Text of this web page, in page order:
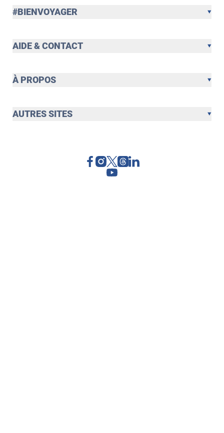
#BIENVOYAGER
AIDE & CONTACT
À PROPOS
AUTRES SITES